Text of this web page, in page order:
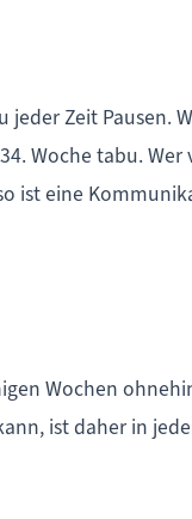
Zeit Pausen.
Woche tabu. Wer
ist eine
Wochen
ist daher in